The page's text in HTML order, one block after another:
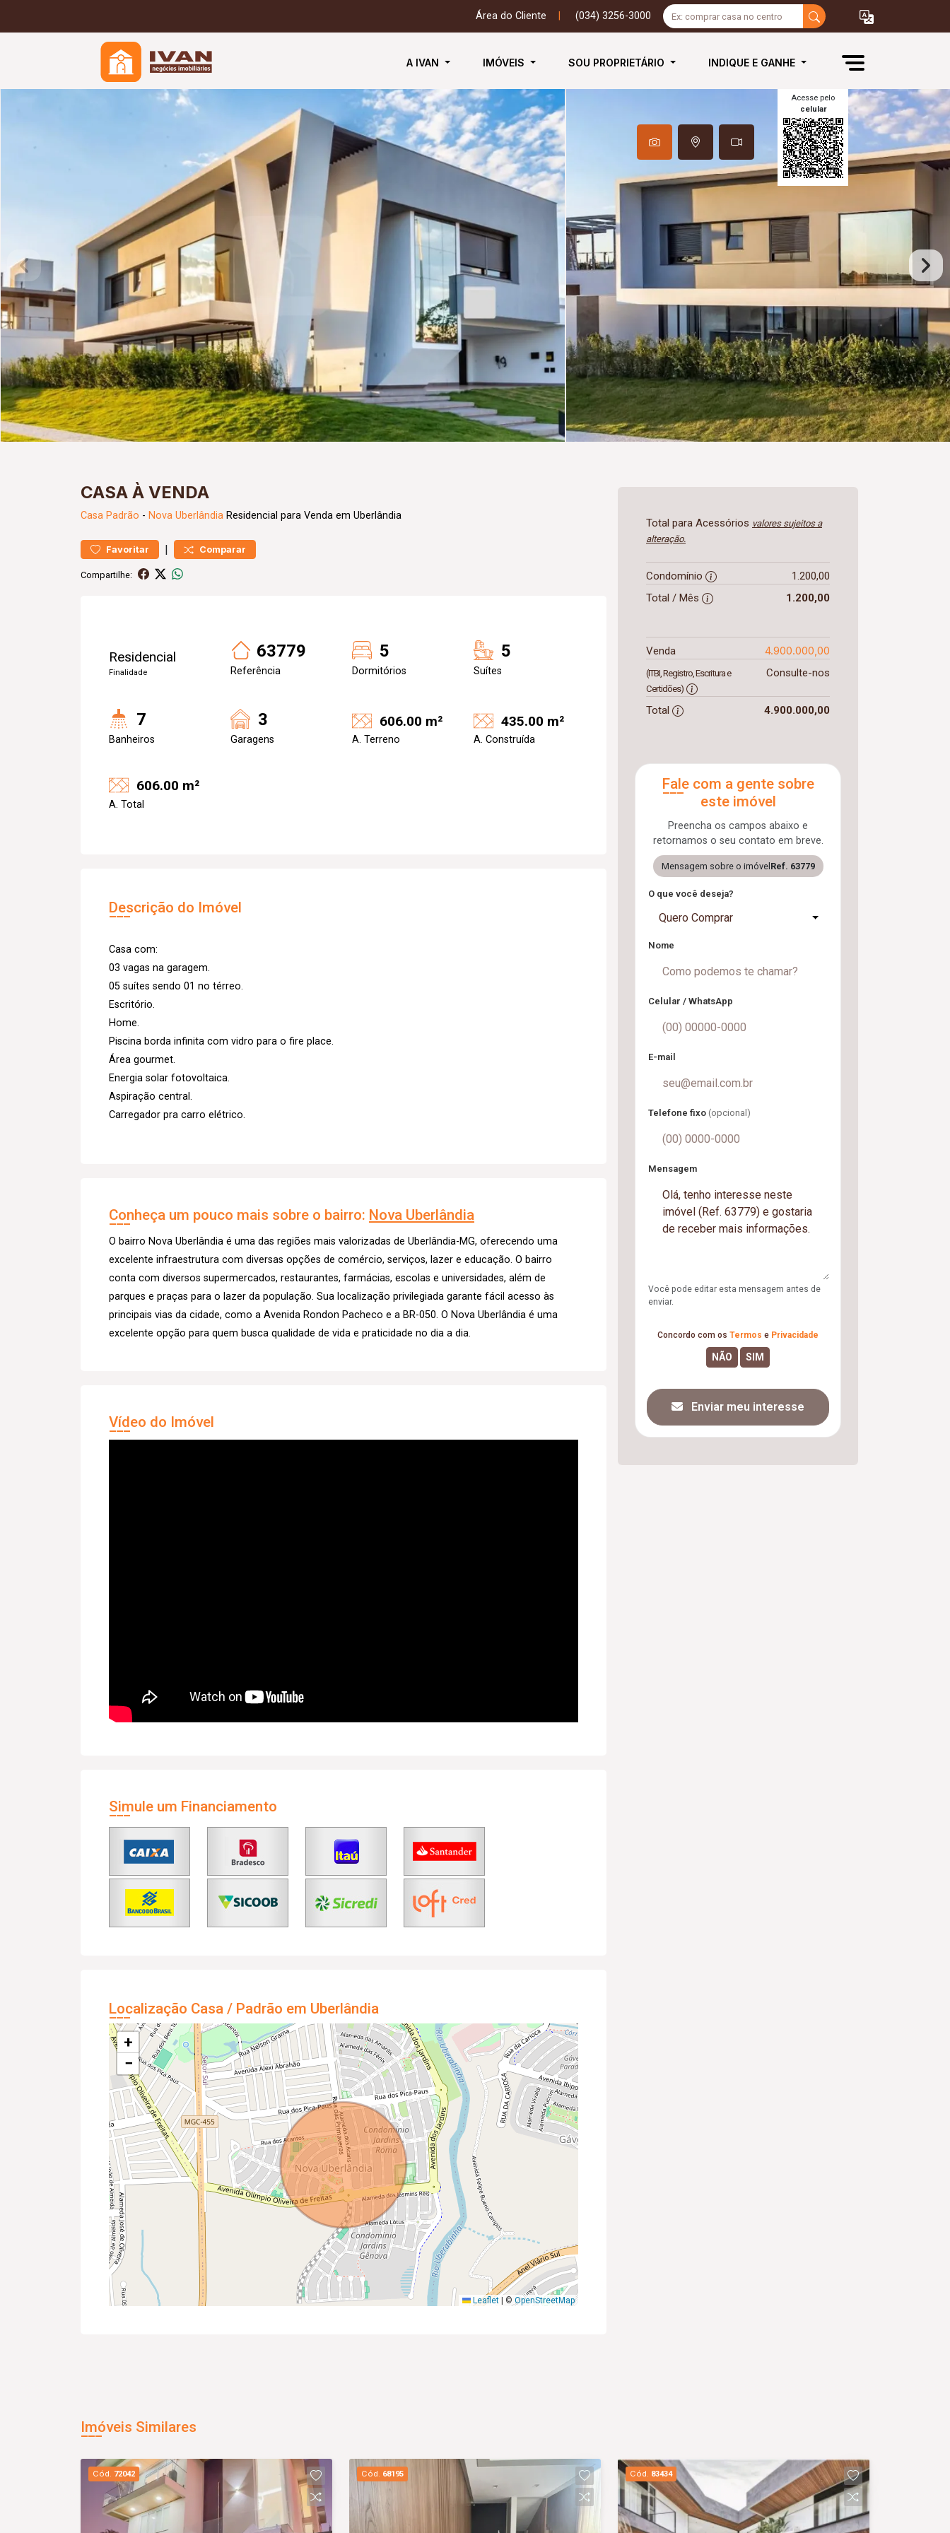
Área do Cliente (034) 3256-3000
A IVAN IMÓVEIS SOU PROPRIETÁRIO INDIQUE E GANHE
Acesse pelo
celular
CASA À VENDA
Casa Padrão - Nova Uberlândia Residencial para Venda em Uberlândia
Favoritar | Comparar
Compartilhe:
Residencial
Finalidade
63779
Referência
5
Dormitórios
5
Suítes
7
Banheiros
3
Garagens
606.00 m²
A. Terreno
435.00 m²
A. Construída
606.00 m²
A. Total
Descrição do Imóvel
Casa com:
03 vagas na garagem.
05 suítes sendo 01 no térreo.
Escritório.
Home.
Piscina borda infinita com vidro para o fire place.
Área gourmet.
Energia solar fotovoltaica.
Aspiração central.
Carregador pra carro elétrico.
Conheça um pouco mais sobre o bairro: Nova Uberlândia
O bairro Nova Uberlândia é uma das regiões mais valorizadas de Uberlândia-MG, oferecendo uma
excelente infraestrutura com diversas opções de comércio, serviços, lazer e educação. O bairro
conta com diversos supermercados, restaurantes, farmácias, escolas e universidades, além de
parques e praças para o lazer da população. Sua localização privilegiada garante fácil acesso às
principais vias da cidade, como a Avenida Rondon Pacheco e a BR-050. O Nova Uberlândia é uma
excelente opção para quem busca qualidade de vida e praticidade no dia a dia.
Vídeo do Imóvel
Simule um Financiamento
Localização Casa / Padrão em Uberlândia
+
−
Leaflet | © OpenStreetMap
Total para Acessórios valores sujeitos a
alteração.
Condomínio
1.200,00
Total / Mês
1.200,00
Venda 4.900.000,00
(ITBI, Registro, Escritura e
Certidões)
Consulte-nos
Total 4.900.000,00
Fale com a gente sobre
este imóvel
Preencha os campos abaixo e
retornamos o seu contato em breve.
Mensagem sobre o imóvel Ref. 63779
O que você deseja?
Quero Comprar
Nome
Celular / WhatsApp
E-mail
Telefone fixo (opcional)
Mensagem
Você pode editar esta mensagem antes de
enviar.
Concordo com os Termos e Privacidade
Enviar meu interesse
Imóveis Similares
Cód. 72042 Cód. 68195 Cód. 83434